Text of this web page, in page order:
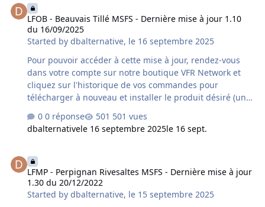
supplémentaire variable peut s'avérer nécessaire à la
mise à disposition de cette mise à jour par le revendeur
concerné. Contenu de la mise à jour version 1.10 du
16/12/2025 : - compatibilité MSFS2024 (SU4) - correction
de flattens - mise à…
LFOB - Beauvais Tillé MSFS - Dernière mise à jour 1.10
du 16/09/2025
Started bydbalternative, le 16 septembre 2025
Pour pouvoir accéder à cette mise à jour, rendez-vous
dans votre compte sur notre boutique VFR Network et
cliquez sur l'historique de vos commandes pour
télécharger à nouveau et installer le produit désiré (une
désinstallation préalable du produit déjà installé sur
votre ordinateur est fortement conseillée). Si vous avez
acquis le produit chez un autre revendeur assurez-vous
supplémentaire variable peut s'avérer nécessaire à la
mise à disposition de cette mise à jour par le revendeur
concerné. Contenu de la mise à jour version 1.10 du
16/09/2025 : - améliorations compatibilité MSFS…
0 réponse
501 vues
dbalternativele 16 septembre 2025le 16 sept.
LFMP - Perpignan Rivesaltes MSFS - Dernière mise à jour
1.30 du 20/12/2022
Started bydbalternative, le 15 septembre 2025